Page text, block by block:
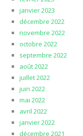
janvier 2023
décembre 2022
novembre 2022
octobre 2022
septembre 2022
août 2022
juillet 2022
juin 2022
mai 2022
avril 2022
janvier 2022
décembre 2021